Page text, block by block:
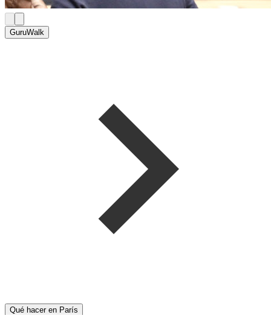
GuruWalk
Qué hacer en París